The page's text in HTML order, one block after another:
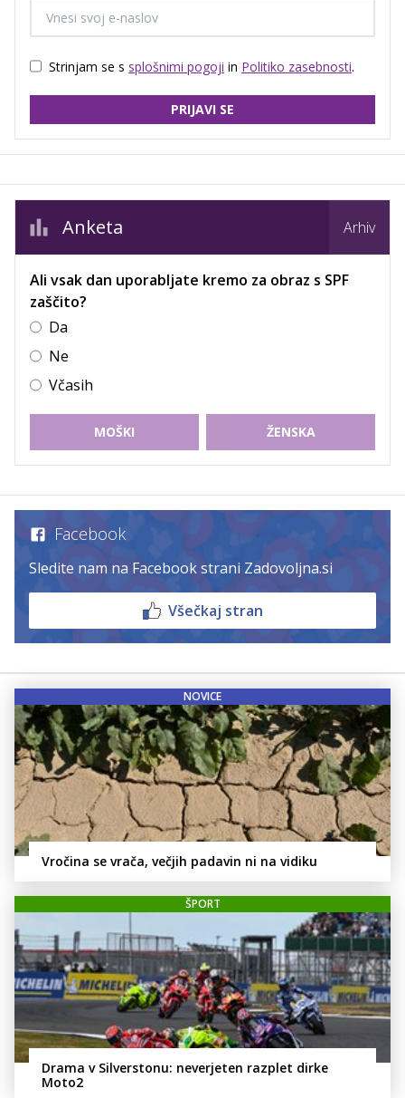
Strinjam se s splošnimi pogoji in Politiko zasebnosti.
PRIJAVI SE
Anketa Arhiv
Ali vsak dan uporabljate kremo za obraz s SPF
zaščito?
Da
Ne
Včasih
MOŠKI ŽENSKA
Facebook
Sledite nam na Facebook strani Zadovoljna.si
Všečkaj stran
NOVICE
Vročina se vrača, večjih padavin ni na vidiku
ŠPORT
Drama v Silverstonu: neverjeten razplet dirke
Moto2